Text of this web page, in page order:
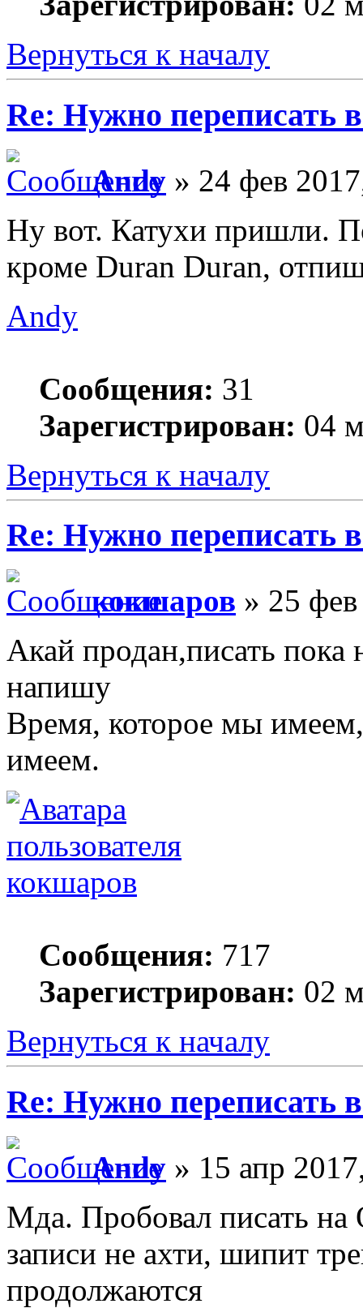
Вернуться к началу
Re: Нужно переписать
Andy » 24 фев
Ну вот. Катухи пришли.
кроме Duran Duran,
Andy
Сообщения: 31
Зарегистрирован: 04
Вернуться к началу
Re: Нужно переписать
кокшаров » 25
Акай продан,писать пока
напишу
Время, которое мы
имеем.
кокшаров
Сообщения: 717
Зарегистрирован: 02
Вернуться к началу
Re: Нужно переписать
Andy » 15 апр
Мда. Пробовал писать на
записи не ахти, шипит
продолжаются